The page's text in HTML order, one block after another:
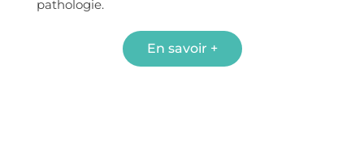
pathologie.
En savoir +